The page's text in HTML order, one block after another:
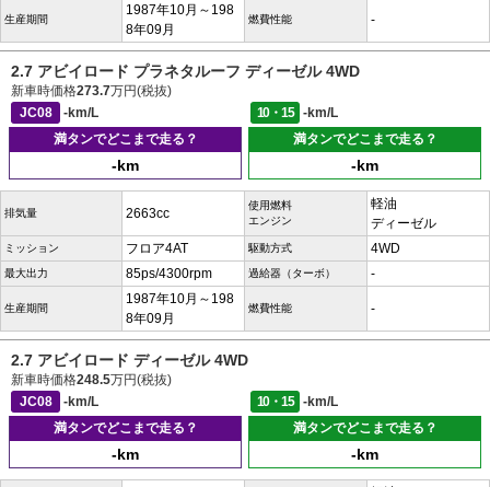
生産期間
1987年10月～198
8年09月
燃費性能 -
2.7 アビイロード プラネタルーフ ディーゼル 4WD
新車時価格273.7万円(税抜)
JC08
-km/L 10・15
-km/L
満タンでどこまで走る？
-km
満タンでどこまで走る？
-km
排気量 2663cc
使用燃料
エンジン
軽油
ディーゼル
ミッション フロア4AT 駆動方式 4WD
最大出力 85ps/4300rpm 過給器（ターボ） -
生産期間
1987年10月～198
8年09月
燃費性能 -
2.7 アビイロード ディーゼル 4WD
新車時価格248.5万円(税抜)
JC08
-km/L 10・15
-km/L
満タンでどこまで走る？
-km
満タンでどこまで走る？
-km